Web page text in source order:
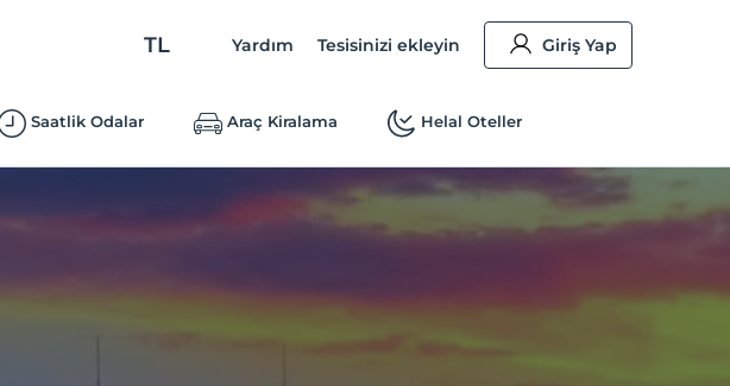
TL Yardım Tesisinizi ekleyin Giriş Yap
Saatlik Odalar Araç Kiralama Helal Oteller